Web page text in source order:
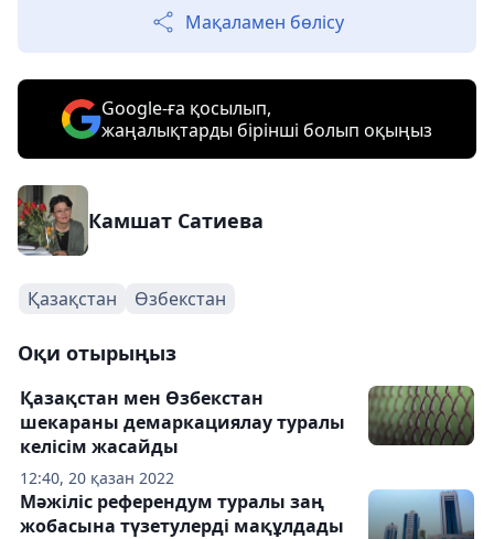
Мақаламен бөлісу
Google-ға қосылып,
жаңалықтарды бірінші болып оқыңыз
Камшат Сатиева
Қазақстан Өзбекстан
Оқи отырыңыз
12:40, 20 қазан 2022
Қазақстан мен Өзбекстан
шекараны демаркациялау туралы
келісім жасайды
Мәжіліс референдум туралы заң
жобасына түзетулерді мақұлдады